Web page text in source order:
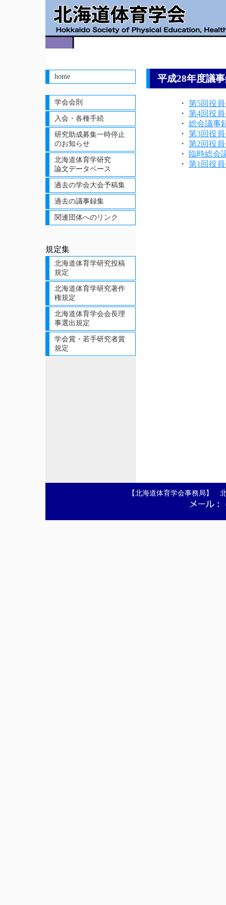
home
学会会則
入会・各種手続
研究助成募集一時停止
のお知らせ
北海道体育学研究
論文データベース
過去の学会大会予稿集
過去の議事録集
関連団体へのリンク
規定集
北海道体育学研究投稿
規定
北海道体育学研究著作
権規定
北海道体育学会会長理
事選出規定
学会賞・若手研究者賞
規定
平成28年度議
・ 第5回役
・ 第4回役
・ 総会議事
・ 第3回役
・ 第2回役
・ 臨時総会
・ 第1回役
【北海道体育学会事務局】